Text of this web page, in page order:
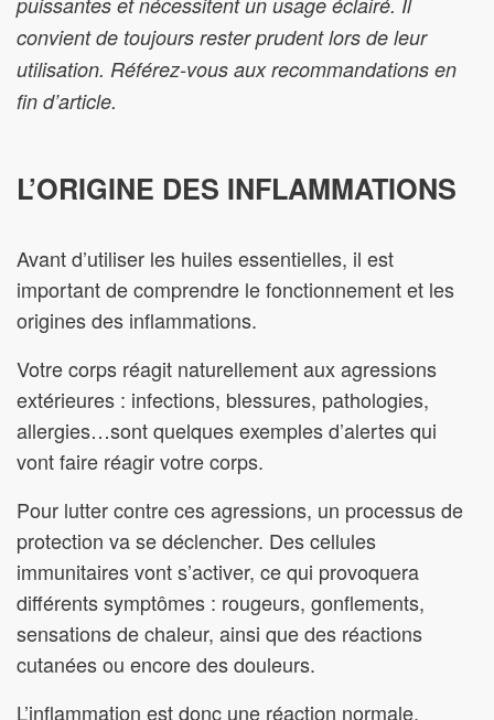
convient de toujours rester prudent lors de leur
utilisation. Référez-vous aux recommandations en
fin d’article.
L’ORIGINE DES INFLAMMATIONS
Avant d’utiliser les huiles essentielles, il est
important de comprendre le fonctionnement et les
origines des inflammations.
Votre corps réagit naturellement aux agressions
extérieures : infections, blessures, pathologies,
allergies…sont quelques exemples d’alertes qui
vont faire réagir votre corps.
Pour lutter contre ces agressions, un processus de
protection va se déclencher. Des cellules
immunitaires vont s’activer, ce qui provoquera
différents symptômes : rougeurs, gonflements,
sensations de chaleur, ainsi que des réactions
cutanées ou encore des douleurs.
L’inflammation est donc une réaction normale.